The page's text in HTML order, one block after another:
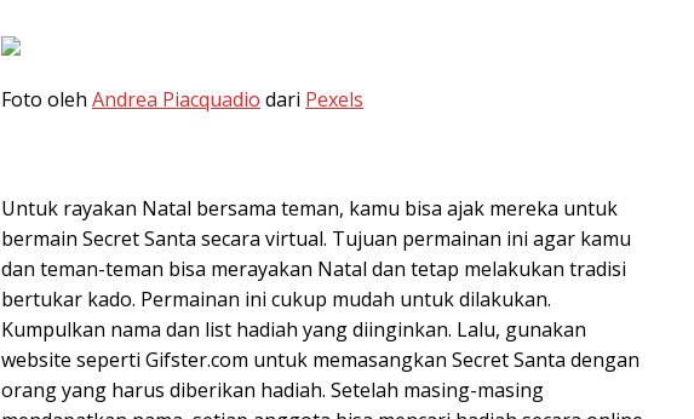
Foto oleh Andrea Piacquadio dari Pexels
Untuk rayakan Natal bersama teman, kamu bisa ajak mereka untuk
bermain Secret Santa secara virtual. Tujuan permainan ini agar kamu
dan teman-teman bisa merayakan Natal dan tetap melakukan tradisi
bertukar kado. Permainan ini cukup mudah untuk dilakukan.
Kumpulkan nama dan list hadiah yang diinginkan. Lalu, gunakan
website seperti Gifster.com untuk memasangkan Secret Santa dengan
orang yang harus diberikan hadiah. Setelah masing-masing